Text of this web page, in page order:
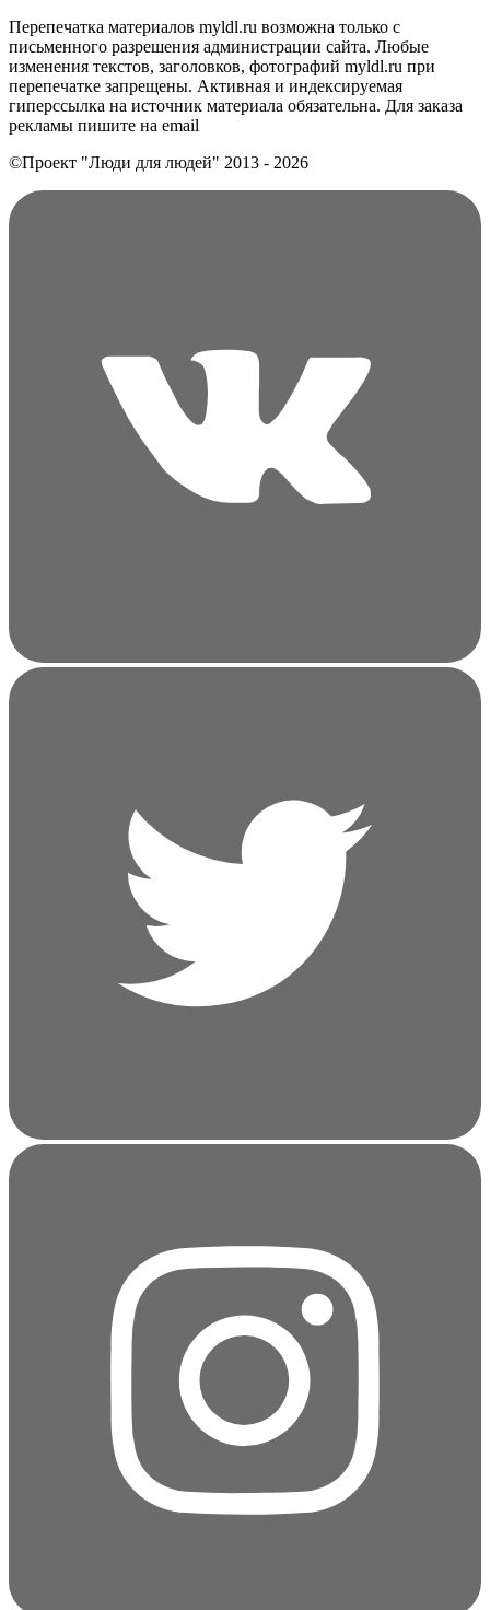
Перепечатка материалов myldl.ru возможна только с
письменного разрешения администрации сайта. Любые
изменения текстов, заголовков, фотографий myldl.ru при
перепечатке запрещены. Активная и индексируемая
гиперссылка на источник материала обязательна. Для заказа
рекламы пишите на еmail
©Проект "Люди для людей" 2013 - 2026